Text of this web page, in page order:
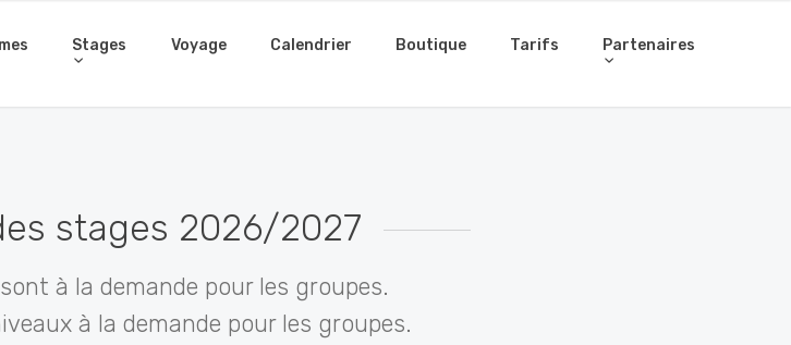
Stages Voyage Calendrier Boutique Tarifs Partenaires
stages 2026/2027
à la demande pour les groupes.
à la demande pour les groupes.